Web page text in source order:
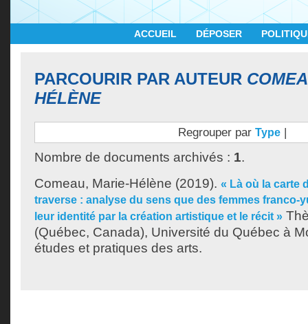
ACCUEIL DÉPOSER
PARCOURIR PAR AUTEUR
HÉLÈNE
Regrouper par Type |
Nombre de documents archivés : 1.
Comeau, Marie-Hélène (2019). « Là où la carte
traverse : analyse du sens que des femmes franco-
leur identité par la création artistique et le récit »
(Québec, Canada), Université du Québec à
études et pratiques des arts.